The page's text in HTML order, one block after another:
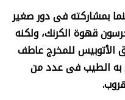
بمشاركته فى دور صغير
1975 وهو دور جرسون قهوة الكرنك، ولكنه
للمخرج عاطف
استعان به الطيب فى عدد من
.